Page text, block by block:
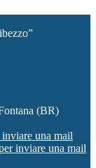
(BR)
una mail
inviare una mail